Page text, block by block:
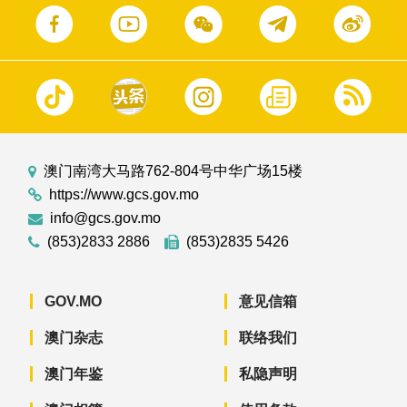
澳门南湾大马路762-804号中华广场15楼
https://www.gcs.gov.mo
info@gcs.gov.mo
(853)2833 2886
(853)2835 5426
GOV.MO
澳门杂志
澳门年鉴
意见信箱
联络我们
私隐声明